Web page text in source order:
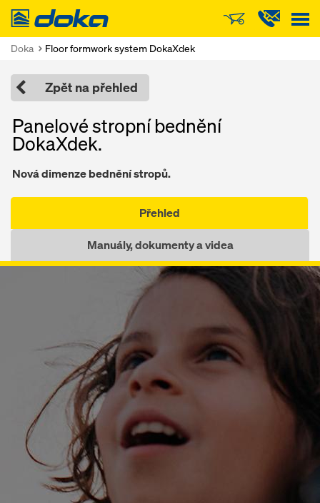
Doka
Doka Floor formwork system DokaXdek
Zpět na přehled
Panelové stropní bednění
DokaXdek.
Nová dimenze bednění stropů.
Přehled
Manuály, dokumenty a videa